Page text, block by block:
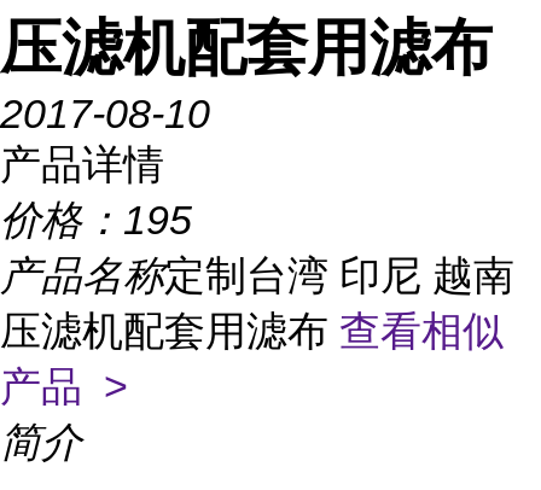
压滤机配套用滤布
2017-08-10
产品详情
价格： 195
产品名称定制台湾 印尼 越南
压滤机配套用滤布 查看相似
产品 >
简介